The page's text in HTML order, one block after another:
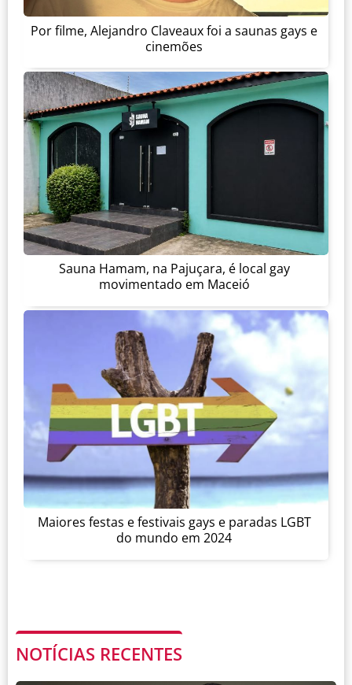
Por filme, Alejandro Claveaux foi a saunas gays e
cinemões
Sauna Hamam, na Pajuçara, é local gay
movimentado em Maceió
Maiores festas e festivais gays e paradas LGBT
do mundo em 2024
NOTÍCIAS RECENTES